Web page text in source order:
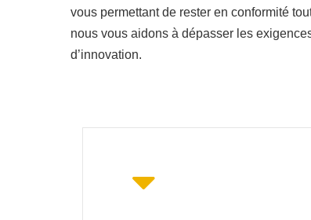
vous permettant de rester en conformité
nous vous aidons à dépasser les
d’innovation.